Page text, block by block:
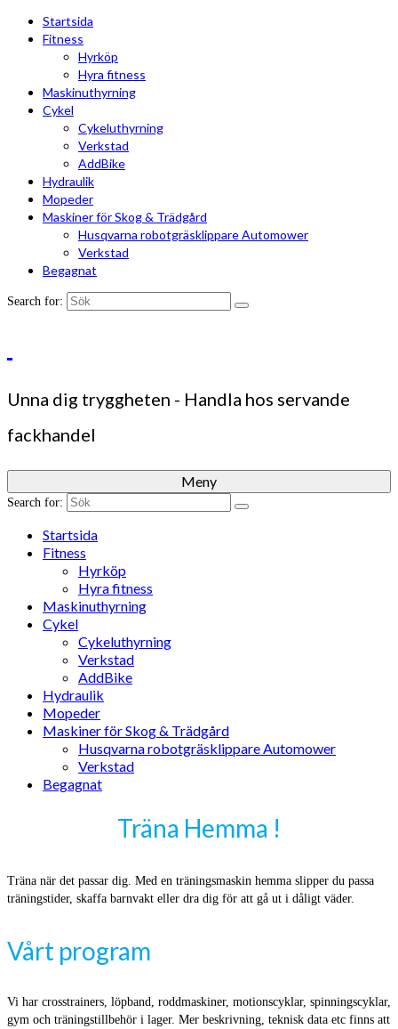
Startsida
Fitness
Hyrköp
Hyra fitness
Maskinuthyrning
Cykel
Cykeluthyrning
Verkstad
AddBike
Hydraulik
Mopeder
Maskiner för Skog & Trädgård
Husqvarna robotgräsklippare Automower
Verkstad
Begagnat
Search for:
Unna dig tryggheten - Handla hos servande
fackhandel
Meny
Search for:
Startsida
Fitness
Hyrköp
Hyra fitness
Maskinuthyrning
Cykel
Cykeluthyrning
Verkstad
AddBike
Hydraulik
Mopeder
Maskiner för Skog & Trädgård
Husqvarna robotgräsklippare Automower
Verkstad
Begagnat
Träna Hemma !
Träna när det passar dig. Med en träningsmaskin hemma slipper du passa
träningstider, skaffa barnvakt eller dra dig för att gå ut i dåligt väder.
Vårt program
Vi har crosstrainers, löpband, roddmaskiner, motionscyklar, spinningscyklar,
gym och träningstillbehör i lager. Mer beskrivning, teknisk data etc finns att